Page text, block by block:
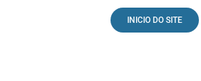
INICIO DO SITE